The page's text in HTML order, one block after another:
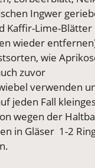
Ingwer
Kaffir-Lime-Blätter
wieder
wie
zuvor
verwenden
jeden Fall
wegen der
in Gläser 1-2